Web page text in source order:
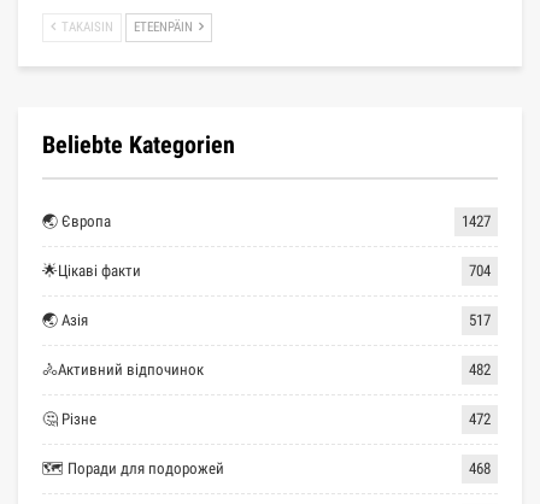
TAKAISIN ETEENPÄIN
Beliebte Kategorien
🌏 Європа 1427
🌟Цікаві факти 704
🌏 Азія 517
🚴Активний відпочинок 482
🤔 Різне 472
🗺 Поради для подорожей 468